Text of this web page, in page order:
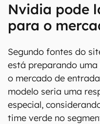
Nvidia pode
para o
Segundo fontes do
está preparando
o mercado de
modelo seria uma
especial,
time verde no